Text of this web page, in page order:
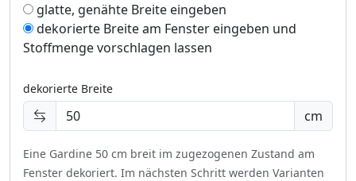
glatte, genähte Breite eingeben
dekorierte Breite am Fenster eingeben und
Stoffmenge vorschlagen lassen
dekorierte Breite
cm
Eine Gardine 50 cm breit im zugezogenen Zustand am
Fenster dekoriert. Im nächsten Schritt werden Varianten